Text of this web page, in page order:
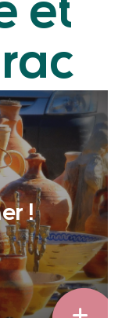
et
!